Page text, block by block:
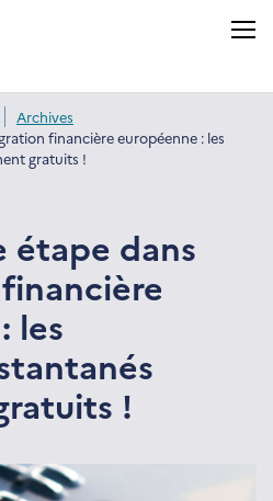
Archives
financière européenne : les
gratuits !
étape dans
les
!